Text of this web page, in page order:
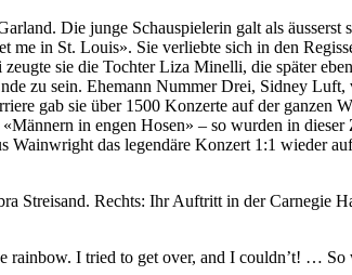
Die junge Schauspielerin galt als
in St. Louis». Sie verliebte sich in den
sie die Tochter Liza Minelli, die später
zu sein. Ehemann Nummer Drei, Sidney
gab sie über 1500 Konzerte auf der
in engen Hosen» – so wurden in
das legendäre Konzert 1:1 wieder
Streisand. Rechts: Ihr Auftritt in der Carnegie
rainbow. I tried to get over, and I couldn’t! … So